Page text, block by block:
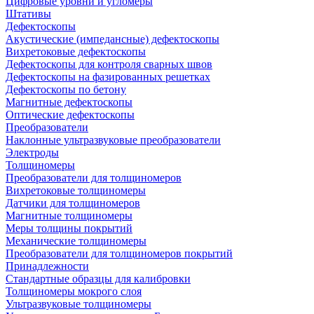
Штативы
Дефектоскопы
Акустические (импедансные) дефектоскопы
Вихретоковые дефектоскопы
Дефектоскопы для контроля сварных швов
Дефектоскопы на фазированных решетках
Дефектоскопы по бетону
Магнитные дефектоскопы
Оптические дефектоскопы
Преобразователи
Наклонные ультразвуковые преобразователи
Электроды
Толщиномеры
Преобразователи для толщиномеров
Вихретоковые толщиномеры
Датчики для толщиномеров
Магнитные толщиномеры
Меры толщины покрытий
Механические толщиномеры
Преобразователи для толщиномеров покрытий
Принадлежности
Стандартные образцы для калибровки
Толщиномеры мокрого слоя
Ультразвуковые толщиномеры